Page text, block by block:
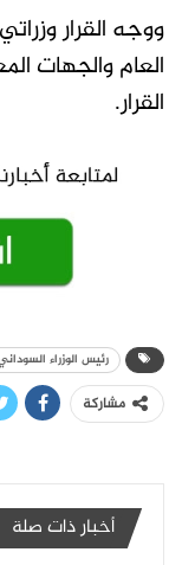
ووجه القرار
العام والجهات
القرار.
رئيس الوزراء
مشاركة
أخبار ذات صلة